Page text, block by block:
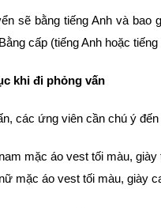
sẽ bằng tiếng Anh và bao
cấp (tiếng Anh hoặc
khi đi phỏng vấn
các ứng viên cần chú ý
mặc áo vest tối màu, giày
mặc áo vest tối màu, giày